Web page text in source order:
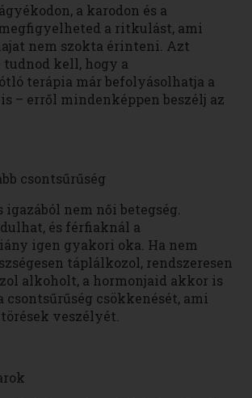
a karodon és a
a ritkulást, ami
nem szokta érinteni. Azt
kell, hogy a
terápia már befolyásolhatja a
– erről mindenképpen beszélj az
csontsűrűség
nem női betegség.
és férfiaknál a
igen gyakori oka. Ha nem
táplálkozol, rendszeresen
alkoholt, a hormonjaid akkor is
csökkenését, ami
veszélyét.